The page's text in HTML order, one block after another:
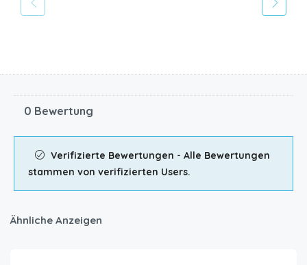
0 Bewertung
Verifizierte Bewertungen - Alle Bewertungen
stammen von verifizierten Users.
Ähnliche Anzeigen
CHF200.00